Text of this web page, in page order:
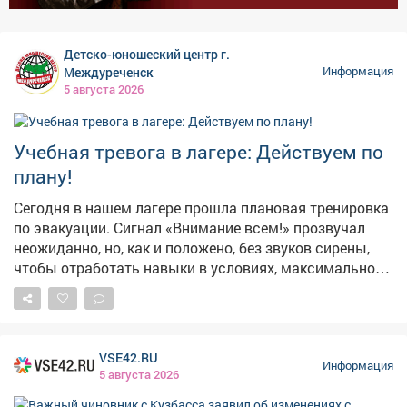
Детско-юношеский центр г.
Междуреченск
5 августа 2026
Информация
Учебная тревога в лагере: Действуем по
плану!
Сегодня в нашем лагере прошла плановая тренировка
по эвакуации. Сигнал «Внимание всем!» прозвучал
неожиданно, но, как и положено, без звуков сирены,
чтобы отработать навыки в условиях, максимально
приближенных к реальным. Педагогический состав
организовал инсценировку пожара и задымления.
ситуации и слаженно эвакуировались через три
запасных выхода. Главные выводы тренировки: 🔹
VSE42.RU
5 августа 2026
Информация